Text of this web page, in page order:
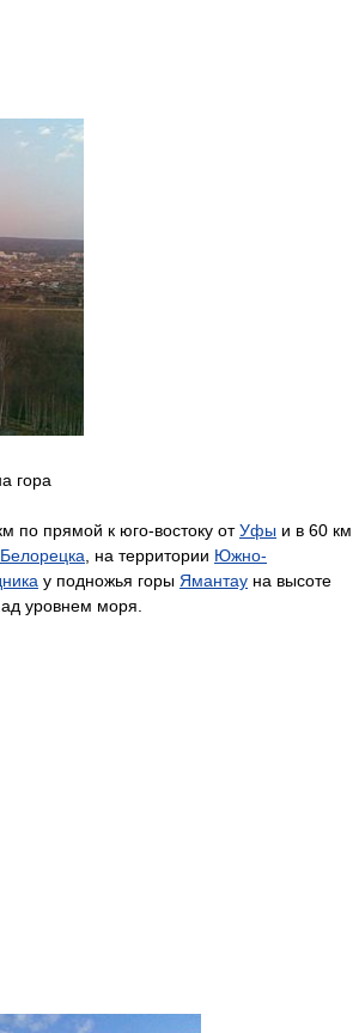
гора
по прямой к юго-востоку отУфы и в 60 км
Белорецка , на территории Южно-
у подножья горы Ямантау на высоте
уровнем моря.